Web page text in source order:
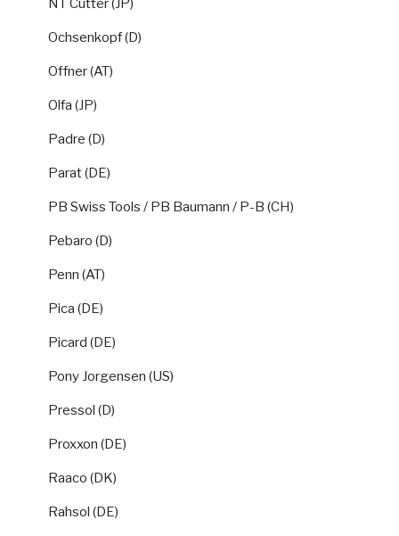
NT Cutter (JP)
Ochsenkopf (D)
Offner (AT)
Olfa (JP)
Padre (D)
Parat (DE)
PB Swiss Tools / PB Baumann / P-B (CH)
Pebaro (D)
Penn (AT)
Pica (DE)
Picard (DE)
Pony Jorgensen (US)
Pressol (D)
Proxxon (DE)
Raaco (DK)
Rahsol (DE)